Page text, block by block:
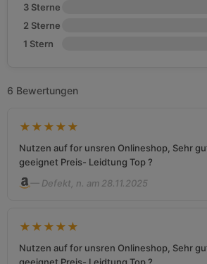
3 Sterne
2 Sterne
1 Stern
6 Bewertungen
★ ★ ★ ★ ★
Nutzen auf for unsren Onlineshop, Sehr
geeignet Preis- Leidtung Top ?
— Defekt, n. am 28.11.2025
★ ★ ★ ★ ★
Nutzen auf for unsren Onlineshop, Sehr
geeignet Preis- Leidtung Top ?